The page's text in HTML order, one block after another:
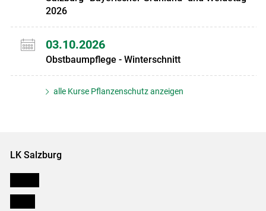
2026
03.10.2026
Obstbaumpflege - Winterschnitt
alle Kurse Pflanzenschutz anzeigen
LK Salzburg